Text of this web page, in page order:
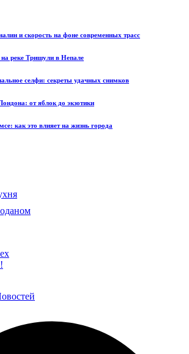
и скорость на фоне современных трасс
реке Тришули в Непале
селфи: секреты удачных снимков
от яблок до экзотики
как это влияет на жизнь города